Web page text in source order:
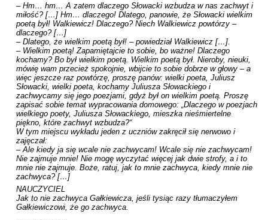
– Hm… hm… A zatem dlaczego Słowacki wzbudza w nas zachwyt i
miłość? […] Hm… dlaczego! Dlatego, panowie, że Słowacki wielkim
poetą był! Walkiewicz! Dlaczego? Niech Walkiewicz powtórzy –
dlaczego? […]
– Dlatego, że wielkim poetą był! – powiedział Walkiewicz […].
– Wielkim poetą! Zapamiętajcie to sobie, bo ważne! Dlaczego
kochamy? Bo był wielkim poetą. Wielkim poetą był. Nieroby, nieuki,
mówię wam przecież spokojnie, wbijcie to sobie dobrze w głowy – a
więc jeszcze raz powtórzę, proszę panów: wielki poeta, Juliusz
Słowacki, wielki poeta, kochamy Juliusza Słowackiego i
zachwycamy się jego poezjami, gdyż był on wielkim poetą. Proszę
zapisać sobie temat wypracowania domowego: „Dlaczego w poezjach
wielkiego poety, Juliusza Słowackiego, mieszka nieśmiertelne
piękno, które zachwyt wzbudza?“
W tym miejscu wykładu jeden z uczniów zakręcił się nerwowo i
zajęczał:
– Ale kiedy ja się wcale nie zachwycam! Wcale się nie zachwycam!
Nie zajmuje mnie! Nie mogę wyczytać więcej jak dwie strofy, a i to
mnie nie zajmuje. Boże, ratuj, jak to mnie zachwyca, kiedy mnie nie
zachwyca? […]
NAUCZYCIEL
Jak to nie zachwyca Gałkiewicza, jeśli tysiąc razy tłumaczyłem
Gałkiewiczowi, że go zachwyca.